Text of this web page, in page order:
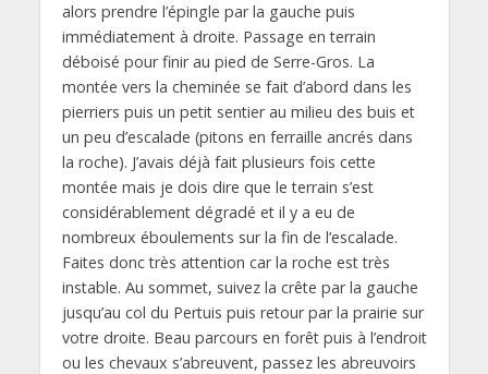
alors prendre l’épingle par la gauche puis
immédiatement à droite. Passage en terrain
déboisé pour finir au pied de Serre-Gros. La
montée vers la cheminée se fait d’abord dans les
pierriers puis un petit sentier au milieu des buis et
un peu d’escalade (pitons en ferraille ancrés dans
la roche). J’avais déjà fait plusieurs fois cette
montée mais je dois dire que le terrain s’est
considérablement dégradé et il y a eu de
nombreux éboulements sur la fin de l’escalade.
Faites donc très attention car la roche est très
instable. Au sommet, suivez la crête par la gauche
jusqu’au col du Pertuis puis retour par la prairie sur
votre droite. Beau parcours en forêt puis à l’endroit
ou les chevaux s’abreuvent, passez les abreuvoirs